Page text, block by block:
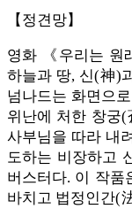
【정견망】
영화 《우리는 원
하늘과 땅, 신(神)
넘나드는 화면으
위난에 처한 창궁(
사부님을 따라 내
도하는 비장하고
버스터다. 이 작품
바치고 법정인간(